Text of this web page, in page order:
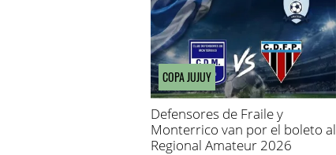
COPA JUJUY
Defensores de Fraile y
Monterrico van por el boleto al
Regional Amateur 2026